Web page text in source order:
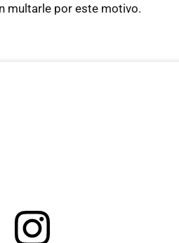
multarle por este motivo.